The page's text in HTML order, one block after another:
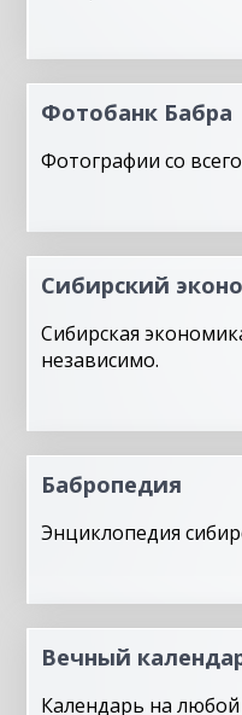
Фотобанк Бабра
Фотографии со
Сибирский
Сибирская
независимо.
Бабропедия
Энциклопедия
Вечный
Календарь на